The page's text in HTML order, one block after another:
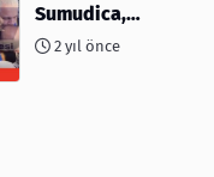
Sumudica,
Başkanı
2 yıl önce